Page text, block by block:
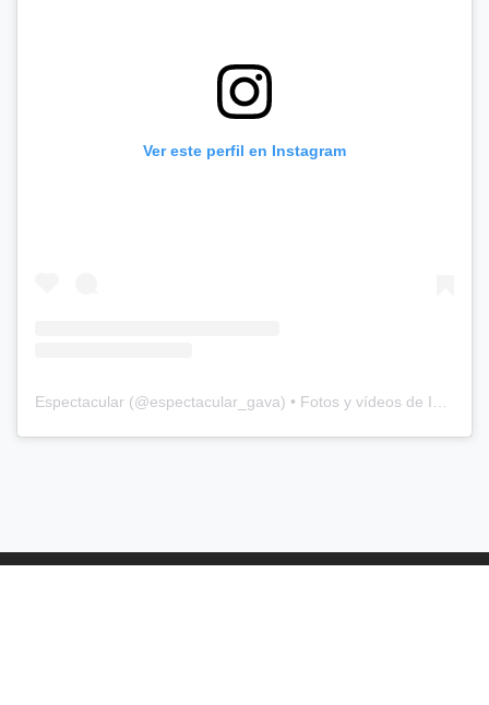
Ver este perfil en Instagram
Espectacular (@espectacular_gava) • Fotos y vídeos de Instagram